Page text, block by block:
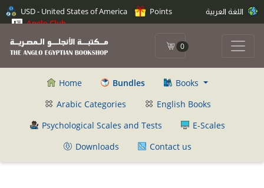
USD - United States of America
Points
Anglo Club
0
Home Bundles
Books
Arabic Categories
English Books
Psychological Scales and Tests
E-Scales
Downloads
Contact us